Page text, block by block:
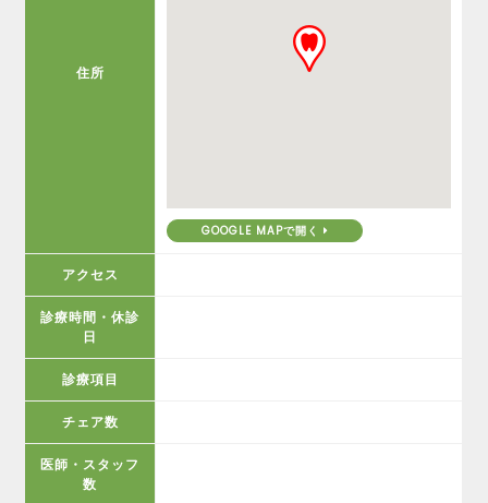
住所
GOOGLE MAPで開く
アクセス
診療時間・休診
日
診療項目
チェア数
医師・スタッフ
数